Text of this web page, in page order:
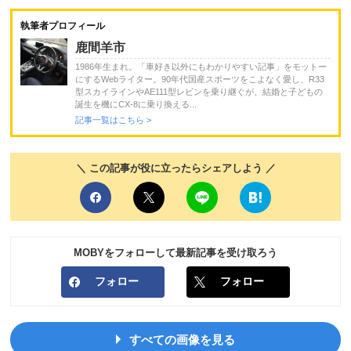
執筆者プロフィール
鹿間羊市
1986年生まれ。「車好き以外にもわかりやすい記事」をモットー
にするWebライター。90年代国産スポーツをこよなく愛し、R33
型スカイラインやAE111型レビンを乗り継ぐが、結婚と子どもの
誕生を機にCX-8に乗り換える...
記事一覧はこちら >
＼ この記事が役に立ったらシェアしよう ／
MOBYをフォローして最新記事を受け取ろう
フォロー フォロー
すべての画像を見る